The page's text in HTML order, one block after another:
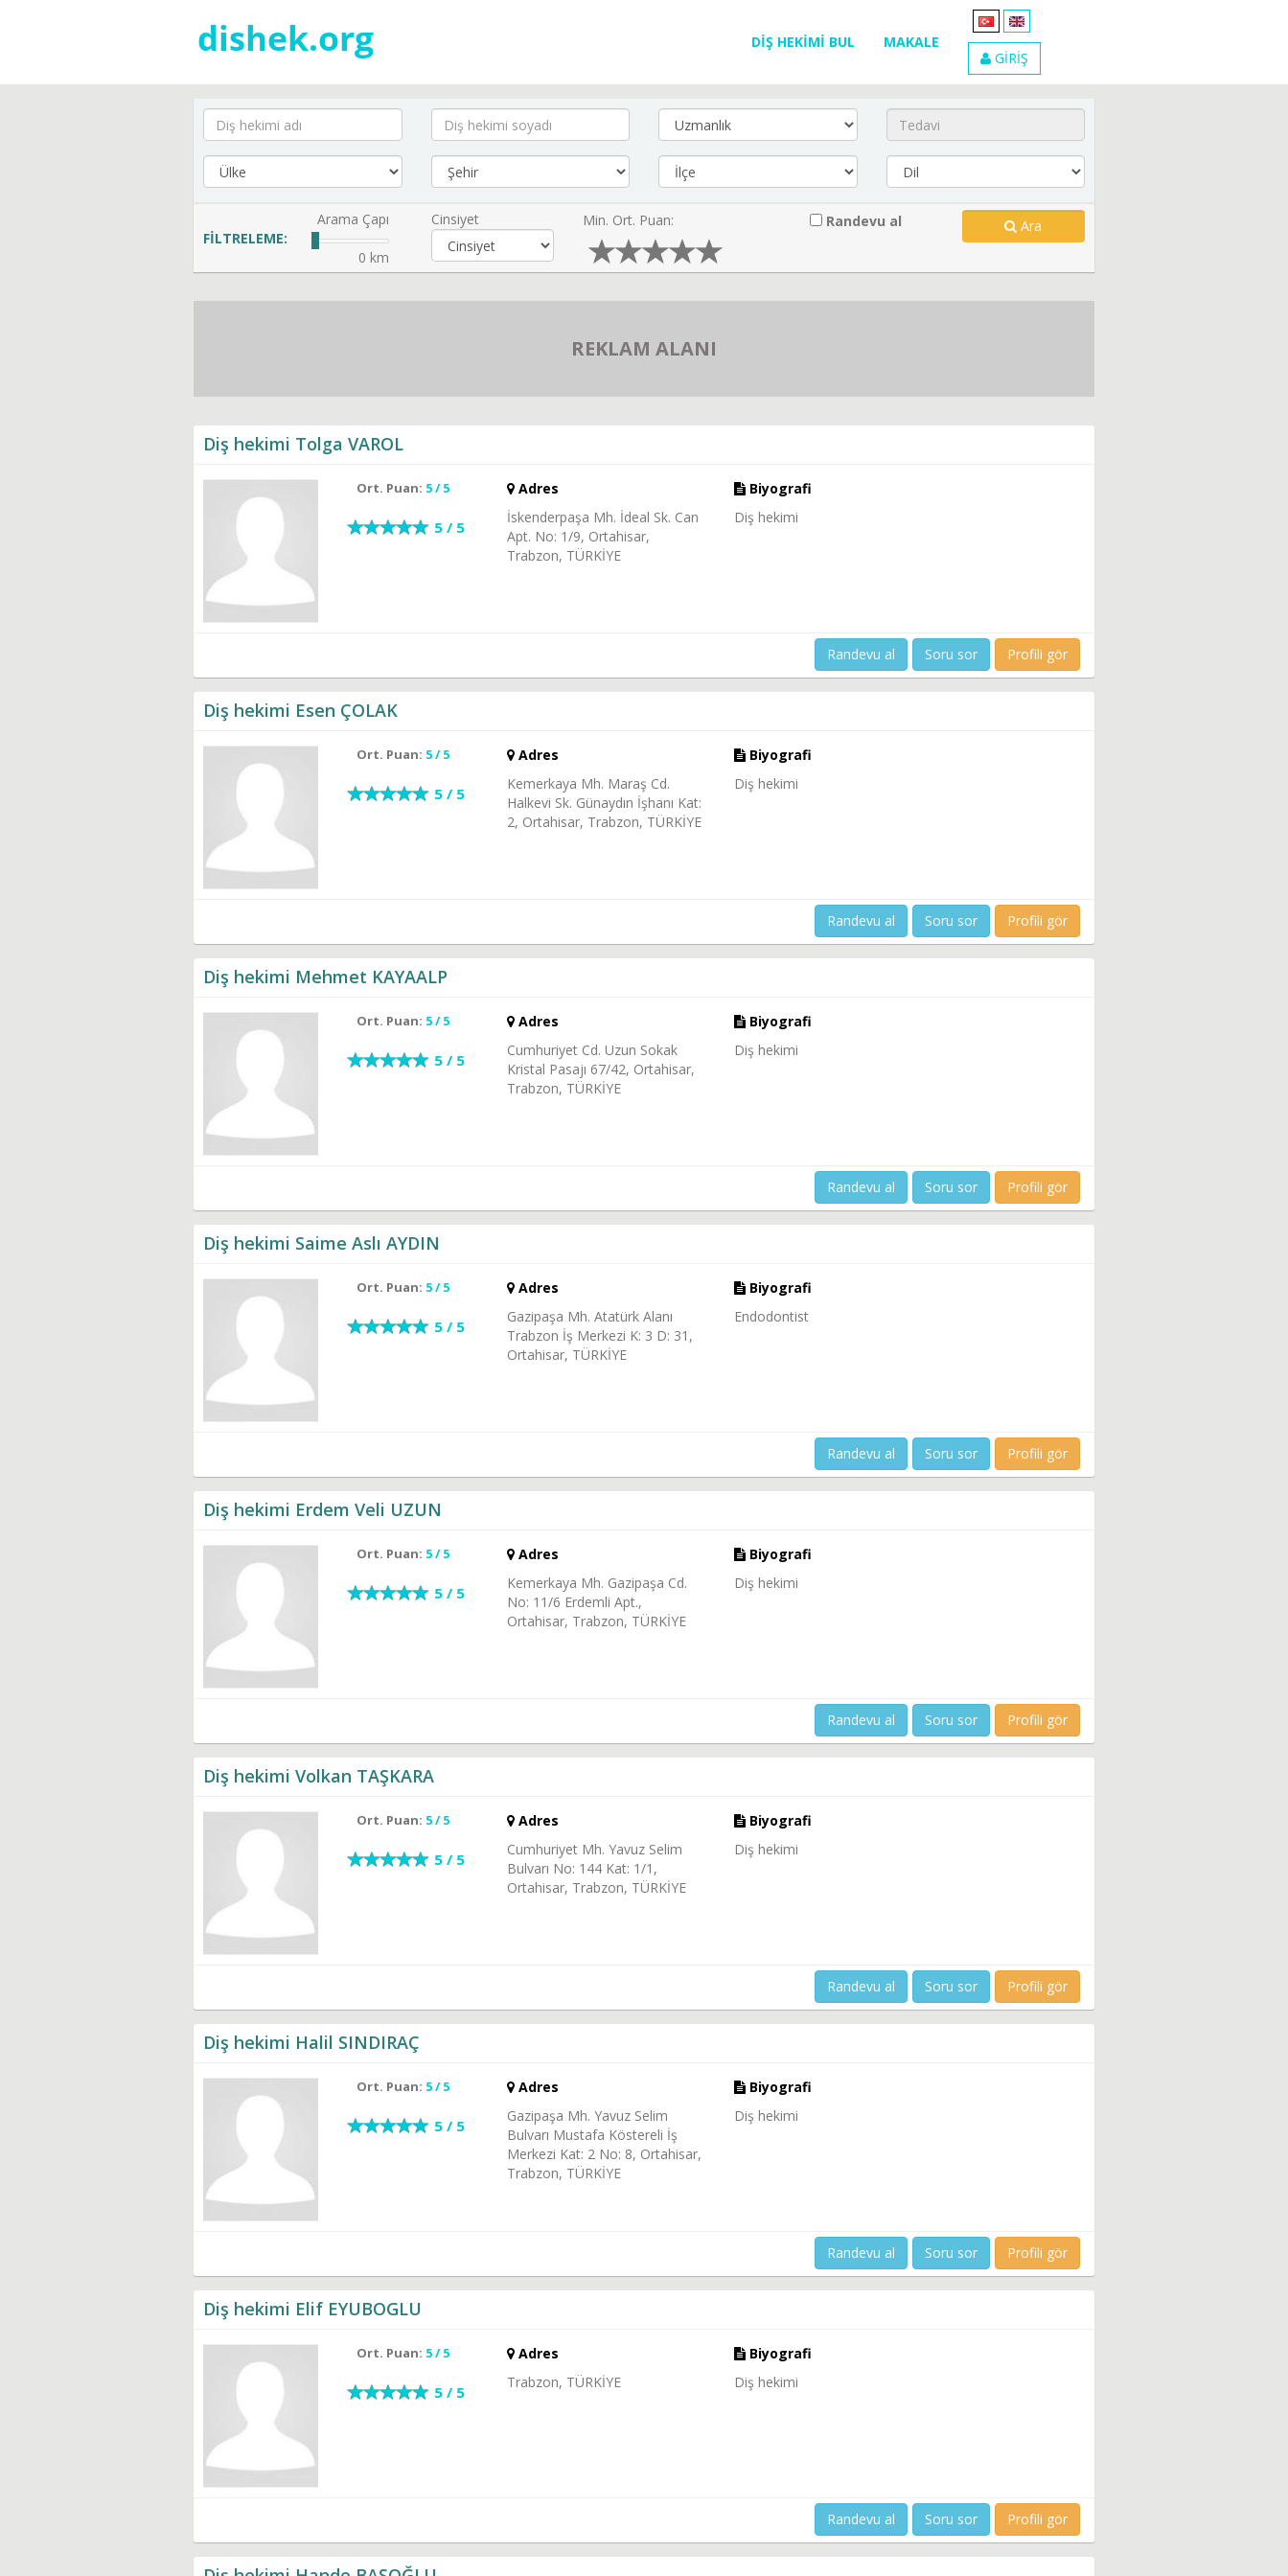
GİRİŞ
DİŞ HEKİMİ BUL MAKALE
FİLTRELEME:
Arama Çapı
0 km
Cinsiyet Min. Ort. Puan: Randevu al Ara
REKLAM ALANI
Diş hekimi Tolga VAROL
Ort. Puan: 5 / 5
5 / 5
Adres
İskenderpaşa Mh. İdeal Sk. Can
Apt. No: 1/9, Ortahisar,
Trabzon, TÜRKİYE
Biyografi
Diş hekimi
Randevu al Soru sor Profili gör
Diş hekimi Esen ÇOLAK
Ort. Puan: 5 / 5
5 / 5
Adres
Kemerkaya Mh. Maraş Cd.
Halkevi Sk. Günaydın İşhanı Kat:
2, Ortahisar, Trabzon, TÜRKİYE
Biyografi
Diş hekimi
Randevu al Soru sor Profili gör
Diş hekimi Mehmet KAYAALP
Ort. Puan: 5 / 5
5 / 5
Adres
Cumhuriyet Cd. Uzun Sokak
Kristal Pasajı 67/42, Ortahisar,
Trabzon, TÜRKİYE
Biyografi
Diş hekimi
Randevu al Soru sor Profili gör
Diş hekimi Saime Aslı AYDIN
Ort. Puan: 5 / 5
5 / 5
Adres
Gazipaşa Mh. Atatürk Alanı
Trabzon İş Merkezi K: 3 D: 31,
Ortahisar, TÜRKİYE
Biyografi
Endodontist
Randevu al Soru sor Profili gör
Diş hekimi Erdem Veli UZUN
Ort. Puan: 5 / 5
5 / 5
Adres
Kemerkaya Mh. Gazipaşa Cd.
No: 11/6 Erdemli Apt.,
Ortahisar, Trabzon, TÜRKİYE
Biyografi
Diş hekimi
Randevu al Soru sor Profili gör
Diş hekimi Volkan TAŞKARA
Ort. Puan: 5 / 5
5 / 5
Adres
Cumhuriyet Mh. Yavuz Selim
Bulvarı No: 144 Kat: 1/1,
Ortahisar, Trabzon, TÜRKİYE
Biyografi
Diş hekimi
Randevu al Soru sor Profili gör
Diş hekimi Halil SINDIRAÇ
Ort. Puan: 5 / 5
5 / 5
Adres
Gazipaşa Mh. Yavuz Selim
Bulvarı Mustafa Köstereli İş
Merkezi Kat: 2 No: 8, Ortahisar,
Trabzon, TÜRKİYE
Biyografi
Diş hekimi
Randevu al Soru sor Profili gör
Diş hekimi Elif EYUBOGLU
Ort. Puan: 5 / 5
5 / 5
Adres
Trabzon, TÜRKİYE
Biyografi
Diş hekimi
Randevu al Soru sor Profili gör